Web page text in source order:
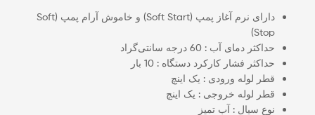
دارای نرم آغاز پمپ (Soft Start) و خاموش آرام پمپ (Soft
Stop)
حداکثر دمای آب : 60 درجه سانتی‌گراد
حداکثر فشار کارکرد دستگاه : 10 بار
قطر لوله ورودی : یک اینچ
قطر لوله خروجی : یک اینچ
نوع سیال : آب تمیز